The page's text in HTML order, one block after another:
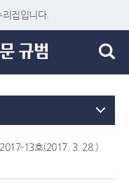
집입니다.
13호(2017. 3. 28.)